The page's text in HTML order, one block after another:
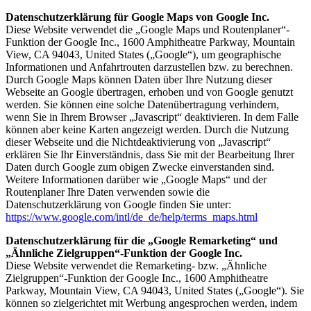
Datenschutzerklärung für Google Maps von Google Inc.
Diese Website verwendet die „Google Maps und Routenplaner“-
Funktion der Google Inc., 1600 Amphitheatre Parkway, Mountain
View, CA 94043, United States („Google“), um geographische
Informationen und Anfahrtrouten darzustellen bzw. zu berechnen.
Durch Google Maps können Daten über Ihre Nutzung dieser
Webseite an Google übertragen, erhoben und von Google genutzt
werden. Sie können eine solche Datenübertragung verhindern,
wenn Sie in Ihrem Browser „Javascript“ deaktivieren. In dem Falle
können aber keine Karten angezeigt werden. Durch die Nutzung
dieser Webseite und die Nichtdeaktivierung von „Javascript“
erklären Sie Ihr Einverständnis, dass Sie mit der Bearbeitung Ihrer
Daten durch Google zum obigen Zwecke einverstanden sind.
Weitere Informationen darüber wie „Google Maps“ und der
Routenplaner Ihre Daten verwenden sowie die
Datenschutzerklärung von Google finden Sie unter:
https://www.google.com/intl/de_de/help/terms_maps.html
Datenschutzerklärung für die „Google Remarketing“ und
„Ähnliche Zielgruppen“-Funktion der Google Inc.
Diese Website verwendet die Remarketing- bzw. „Ähnliche
Zielgruppen“-Funktion der Google Inc., 1600 Amphitheatre
Parkway, Mountain View, CA 94043, United States („Google“). Sie
können so zielgerichtet mit Werbung angesprochen werden, indem